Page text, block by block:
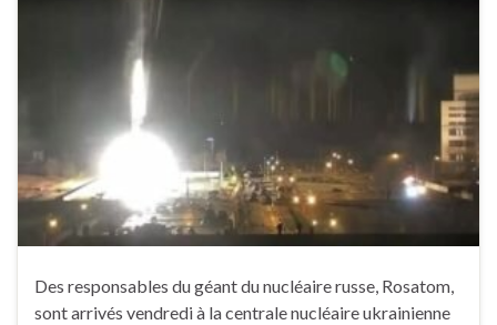
Des responsables du géant du nucléaire russe, Rosatom,
sont arrivés vendredi à la centrale nucléaire ukrainienne